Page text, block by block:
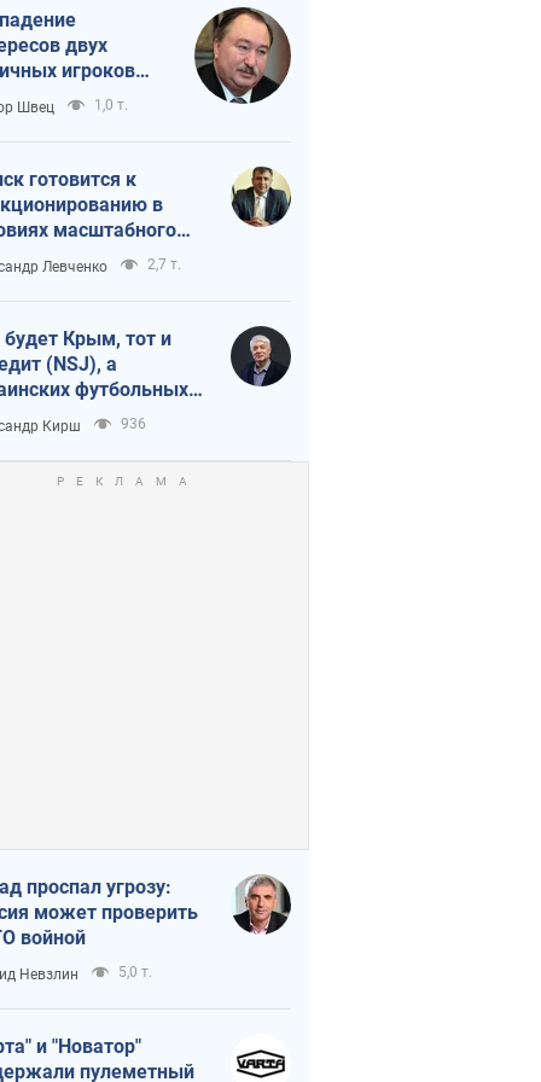
двух
игроков
тайный план
и Путина?
Швец 1,0 т.
готовится к
в
масштабного
кризиса
Левченко 2,7 т.
будет Крым, тот и
(NSJ), а
футбольных
могут
убийцами
Кирш 936
проспал угрозу:
может проверить
войной
Невзлин 5,0 т.
и "Новатор"
пулеметный